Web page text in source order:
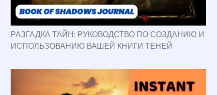
РАЗГАДКА ТАЙН: РУКОВОДСТВО ПО СОЗДАНИЮ И
ИСПОЛЬЗОВАНИЮ ВАШЕЙ КНИГИ ТЕНЕЙ